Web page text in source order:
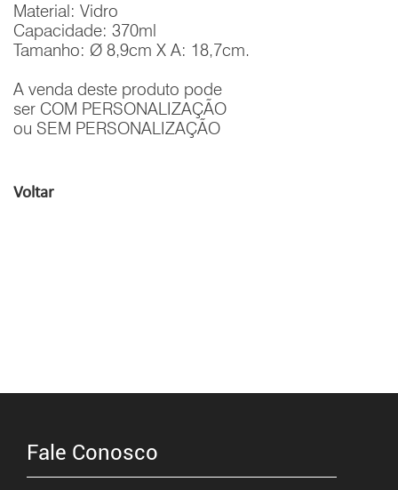
Material: Vidro
Capacidade: 370ml
Tamanho: Ø 8,9cm X A: 18,7cm.
A venda deste produto pode
ser COM PERSONALIZAÇÃO
ou SEM PERSONALIZAÇÃO
Voltar
Fale Conosco